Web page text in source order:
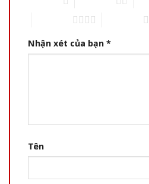
Nhận xét của bạn *
Tên